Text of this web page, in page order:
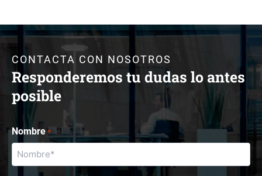
CONTACTA CON NOSOTROS
Responderemos tu dudas lo antes
posible
Nombre *